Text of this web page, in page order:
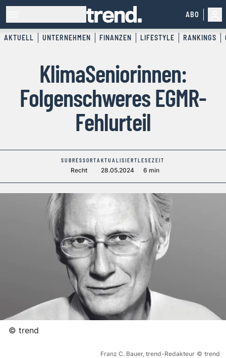
ABO
AKTUELL UNTERNEHMEN FINANZEN LIFESTYLE RANKINGS
KlimaSeniorinnen:
Folgenschweres EGMR-
Fehlurteil
SUBRESSORT
Recht
AKTUALISIERT
28.05.2024
LESEZEIT
6 min
© trend
Franz C. Bauer, trend-Redakteur © trend